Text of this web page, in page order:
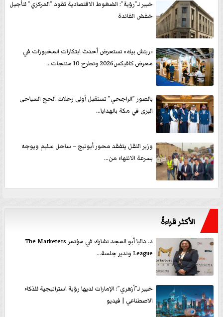
خبير لـ”رؤية”: الضغوط الاقتصادية تقود ”المركزي” لتأجيل
خفض الفائدة
«ريتش بيك» تستعرض أحدث ابتكارات المخبوزات في
معرض كافيكس2026 وتطرح 10 منتجات...
بالصور ”الراجحي” تستقبل أولى رحلات الحج السياحى
البرى في مكة بالهدايا...
وزير النقل يتفقد محور أبوتيج – ساحل سليم ويوجه
بسرعة الانتهاء من...
الأكثر قراءةً
د. داليا أبو المجد تشارك في مؤتمر The Marketers
League وتدير جلسة...
خبير لـ”أزهري”: الإمارات لديها رؤية استراتيجية للذكاء
الاصطناعي | فيديو